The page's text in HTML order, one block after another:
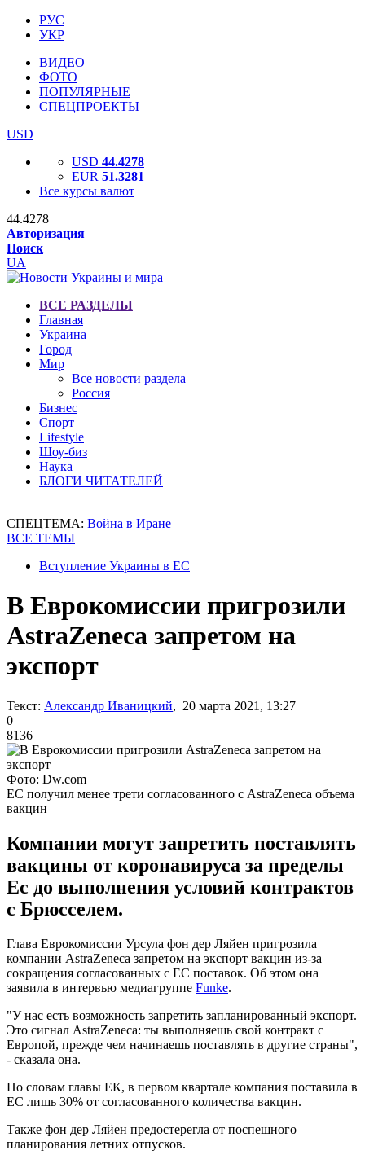
РУС
УКР
ВИДЕО
ФОТО
ПОПУЛЯРНЫЕ
СПЕЦПРОЕКТЫ
USD
USD 44.4278
EUR 51.3281
Все курсы валют
44.4278
Авторизация
Поиск
UA
ВСЕ РАЗДЕЛЫ
Главная
Украина
Город
Мир
Все новости раздела
Россия
Бизнес
Спорт
Lifestyle
Шоу-биз
Наука
БЛОГИ ЧИТАТЕЛЕЙ
СПЕЦТЕМА: Война в Иране
ВСЕ ТЕМЫ
Вступление Украины в ЕС
В Еврокомиссии пригрозили
AstraZeneca запретом на
экспорт
Текст: Александр Иваницкий, 20 марта 2021, 13:27
0
8136
Фото: Dw.com
ЕС получил менее трети согласованного с AstraZeneca объема
вакцин
Компании могут запретить поставлять
вакцины от коронавируса за пределы
Ес до выполнения условий контрактов
с Брюсселем.
Глава Еврокомиссии Урсула фон дер Ляйен пригрозила
компании AstraZeneca запретом на экспорт вакцин из-за
сокращения согласованных с ЕС поставок. Об этом она
заявила в интервью медиагруппе Funke.
"У нас есть возможность запретить запланированный экспорт.
Это сигнал AstraZeneca: ты выполняешь свой контракт с
Европой, прежде чем начинаешь поставлять в другие страны",
- сказала она.
По словам главы ЕК, в первом квартале компания поставила в
ЕС лишь 30% от согласованного количества вакцин.
Также фон дер Ляйен предостерегла от поспешного
планирования летних отпусков.